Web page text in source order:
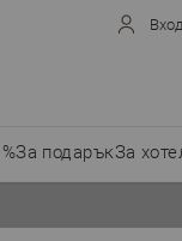
Вход
За подаръкЗа